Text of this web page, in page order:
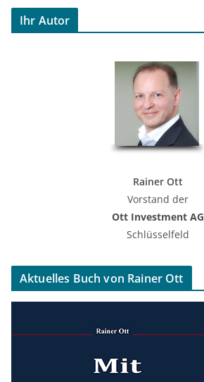
Ihr Autor
Rainer Ott
Vorstand der
Ott Investment AG
Schlüsselfeld
Aktuelles Buch von Rainer Ott